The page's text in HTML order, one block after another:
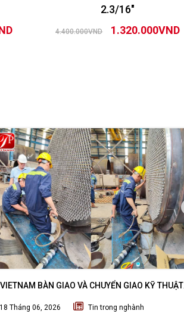
2.3/16″
4.400.000VND 1.320.000VND
BÀN GIAO VÀ CHUYỂN GIAO KỸ THUẬT
NGHIỆP
18 Tháng 06, 2026 Tin trong nghành